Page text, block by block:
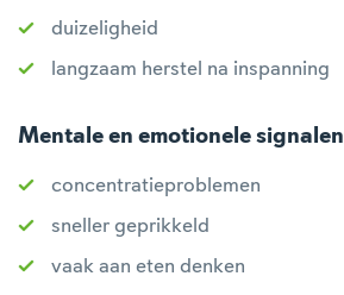
duizeligheid
langzaam herstel na inspanning
Mentale en emotionele signalen
concentratieproblemen
sneller geprikkeld
vaak aan eten denken